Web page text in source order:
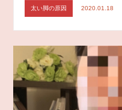
太い脚の原因 2020.01.18